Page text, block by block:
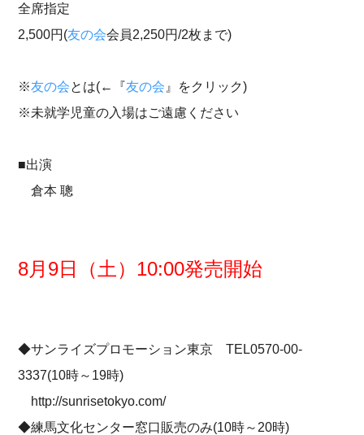
全席指定
2,500円(友の会会員2,250円/2枚まで)
※友の会とは(←『友の会 』をクリック)
※未就学児童の入場はご遠慮ください
■出演
倉本 聰
8月9日（土）10:00発売開始
◆サンライズプロモーション東京 TEL0570-00-
3337(10時～19時)
http://sunrisetokyo.com/
◆練馬文化センター窓口販売のみ(10時～20時)